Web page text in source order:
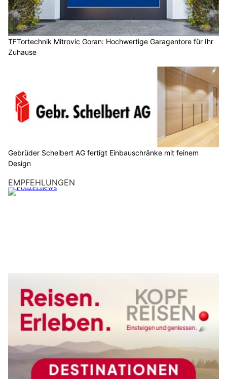
TFTortechnik Mitrovic Goran: Hochwertige Garagentore für Ihr
Zuhause
Gebrüder Schelbert AG fertigt Einbauschränke mit feinem
Design
EMPFEHLUNGEN